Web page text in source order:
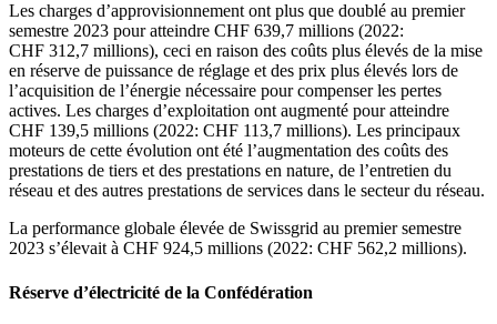
Les charges d’approvisionnement ont plus que doublé au premier
semestre 2023 pour atteindre CHF 639,7 millions (2022:
CHF 312,7 millions), ceci en raison des coûts plus élevés de la mise
en réserve de puissance de réglage et des prix plus élevés lors de
l’acquisition de l’énergie nécessaire pour compenser les pertes
actives. Les charges d’exploitation ont augmenté pour atteindre
CHF 139,5 millions (2022: CHF 113,7 millions). Les principaux
moteurs de cette évolution ont été l’augmentation des coûts des
prestations de tiers et des prestations en nature, de l’entretien du
réseau et des autres prestations de services dans le secteur du réseau.
La performance globale élevée de Swissgrid au premier semestre
2023 s’élevait à CHF 924,5 millions (2022: CHF 562,2 millions).
Réserve d’électricité de la Confédération